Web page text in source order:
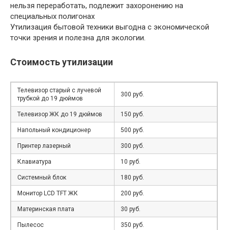
нельзя переработать, подлежит захоронению на
специальных полигонах
Утилизация бытовой техники выгодна с экономической
точки зрения и полезна для экологии.
Стоимость утилизации
Телевизор старый с лучевой
трубкой до 19 дюймов
300 руб.
Телевизор ЖК до 19 дюймов 150 руб.
Напольный кондиционер 500 руб.
Принтер лазерный 300 руб.
Клавиатура 10 руб.
Системный блок 180 руб.
Монитор LCD TFT ЖК 200 руб.
Материнская плата 30 руб.
Пылесос 350 руб.